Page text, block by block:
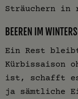
Sträuchern in
BEEREN IM
Ein Rest
Kürbissaison
ist, schafft
ja sämtliche